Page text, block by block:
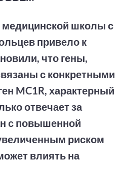
медицинской школы с
привело к
что гены,
с конкретными
MC1R, характерный
отвечает за
с повышенной
риском
влиять на